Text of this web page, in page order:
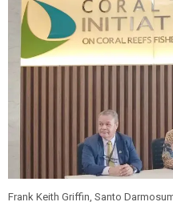
Frank Keith Griffin, Santo